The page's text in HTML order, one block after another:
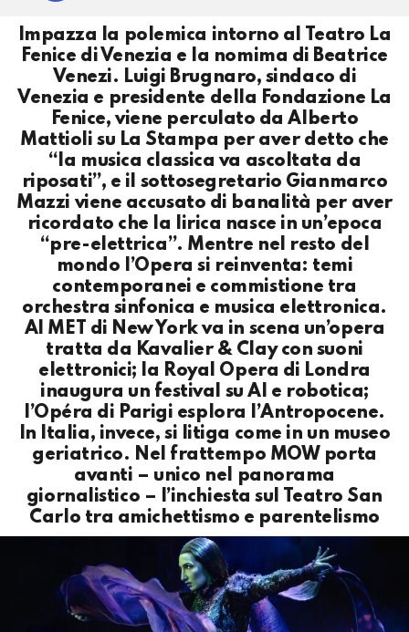
Impazza la polemica intorno al Teatro La
Fenice di Venezia e la nomima di Beatrice
Venezi. Luigi Brugnaro, sindaco di
Venezia e presidente della Fondazione La
Fenice, viene perculato da Alberto
Mattioli su La Stampa per aver detto che
“la musica classica va ascoltata da
riposati”, e il sottosegretario Gianmarco
Mazzi viene accusato di banalità per aver
ricordato che la lirica nasce in un’epoca
“pre-elettrica”. Mentre nel resto del
mondo l’Opera si reinventa: temi
contemporanei e commistione tra
orchestra sinfonica e musica elettronica.
Al MET di New York va in scena un’opera
tratta da Kavalier & Clay con suoni
elettronici; la Royal Opera di Londra
inaugura un festival su AI e robotica;
l’Opéra di Parigi esplora l’Antropocene.
In Italia, invece, si litiga come in un museo
geriatrico. Nel frattempo MOW porta
avanti – unico nel panorama
giornalistico – l’inchiesta sul Teatro San
Carlo tra amichettismo e parentelismo